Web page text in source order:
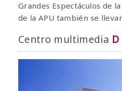
Grandes Espectáculos de
de la APU también se
Centro multimedia D